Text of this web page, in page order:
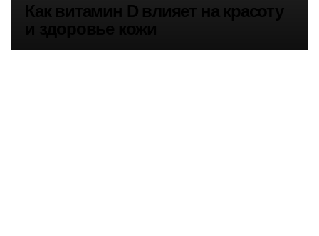
Как витамин D влияет на красоту